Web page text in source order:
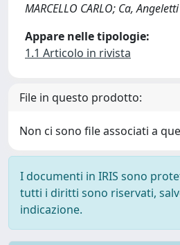
MARCELLO CARLO; Ca, Angeletti
Appare nelle tipologie:
1.1 Articolo in rivista
File in questo prodotto:
Non ci sono file associati a
I documenti in IRIS sono
tutti i diritti sono riservati,
indicazione.